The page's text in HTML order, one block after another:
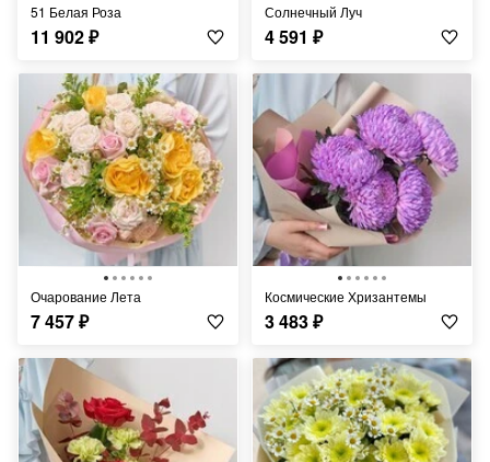
51 Белая Роза
11 902₽
Солнечный Луч
4 591 ₽
Очарование Лета
7 457₽
Космические Хризантемы
3 483₽